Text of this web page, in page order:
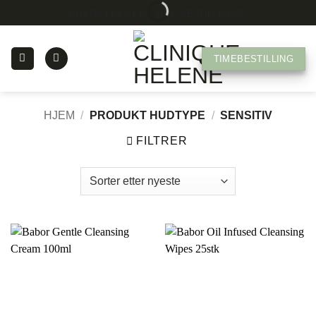
to
GRATIS FRAKT PÅ ALLE BESTILLINGER
TIMEBESTILLING
HJEM / PRODUKT HUDTYPE / SENSITIV
FILTRER